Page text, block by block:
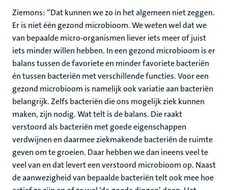
Ziemons: “Dat kunnen we zo in het algemeen niet zeggen.
Er is niet één gezond microbioom. We weten wel dat we
van bepaalde micro-organismen liever iets meer of juist
iets minder willen hebben. In een gezond microbioom is er
balans tussen de favoriete en minder favoriete bacteriën
én tussen bacteriën met verschillende functies. Voor een
gezond microbioom is namelijk ook variatie aan bacteriën
belangrijk. Zelfs bacteriën die ons mogelijk ziek kunnen
maken, zijn nodig. Wat telt is de balans. Die raakt
verstoord als bacteriën met goede eigenschappen
verdwijnen en daarmee ziekmakende bacteriën de ruimte
geven om te groeien. Daar hebben we dan ineens veel te
veel van en dat levert een verstoord microbioom op. Naast
de aanwezigheid van bepaalde bacteriën telt ook mee hoe